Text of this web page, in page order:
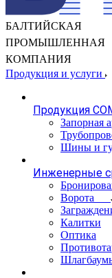
БАЛТИЙСКАЯ
ПРОМЫШЛЕННАЯ
КОМПАНИЯ
Продукция и услуги
Продукция
Запорная
Шины и
Инженерные
Ворота
Калитки
Оптика